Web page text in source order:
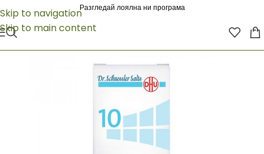
Skip to navigation
Skip to main content
Разгледай лоялна ни програма